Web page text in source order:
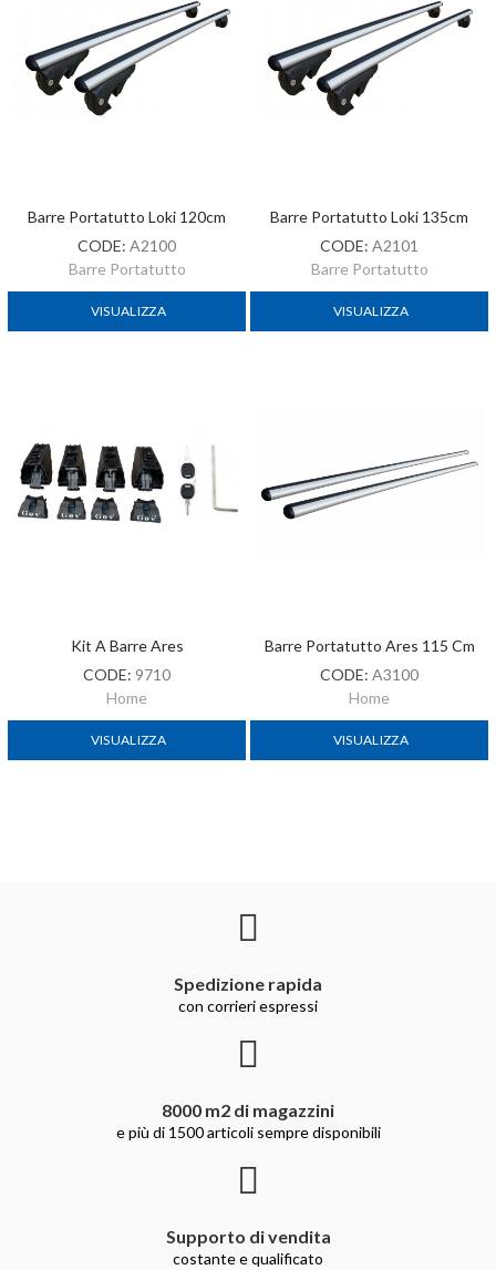
Barre Portatutto Loki 120cm
CODE: A2100
Barre Portatutto
VISUALIZZA
Barre Portatutto Loki 135cm
CODE: A2101
Barre Portatutto
VISUALIZZA
Kit A Barre Ares
CODE: 9710
Home
VISUALIZZA
Barre Portatutto Ares 115 Cm
CODE: A3100
Home
VISUALIZZA
Spedizione rapida
con corrieri espressi
8000 m2 di magazzini
e più di 1500 articoli sempre disponibili
Supporto di vendita
costante e qualificato